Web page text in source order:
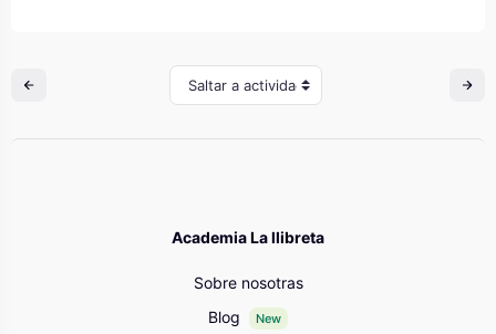
Saltar a actividad
Academia La llibreta
Sobre nosotras
Blog
New